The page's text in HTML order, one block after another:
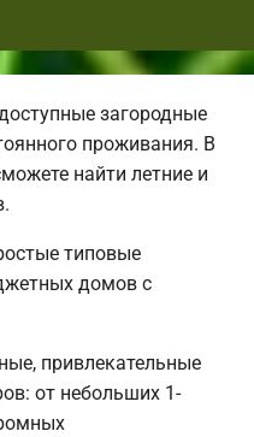
загородные
проживания. В
найти летние и
типовые
домов с
привлекательные
от небольших 1-